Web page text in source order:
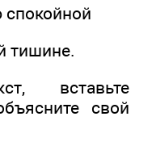
тишине.
вставьте
свой